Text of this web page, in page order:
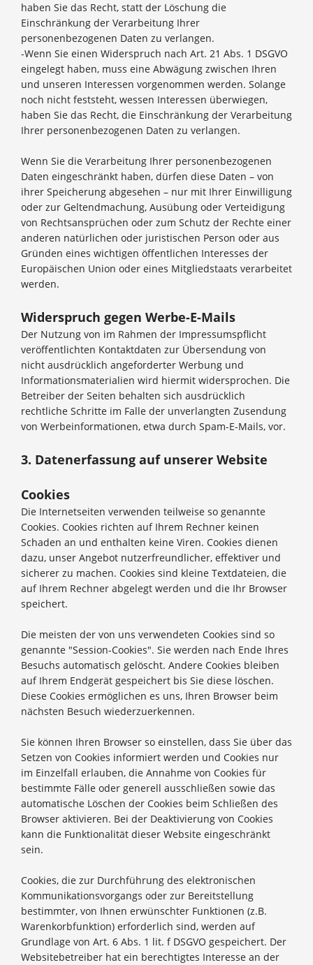
haben Sie das Recht, statt der Löschung die
Einschränkung der Verarbeitung Ihrer
personenbezogenen Daten zu verlangen.
-Wenn Sie einen Widerspruch nach Art. 21 Abs. 1 DSGVO
eingelegt haben, muss eine Abwägung zwischen Ihren
und unseren Interessen vorgenommen werden. Solange
noch nicht feststeht, wessen Interessen überwiegen,
haben Sie das Recht, die Einschränkung der Verarbeitung
Ihrer personenbezogenen Daten zu verlangen.
Wenn Sie die Verarbeitung Ihrer personenbezogenen
Daten eingeschränkt haben, dürfen diese Daten – von
ihrer Speicherung abgesehen – nur mit Ihrer Einwilligung
oder zur Geltendmachung, Ausübung oder Verteidigung
von Rechtsansprüchen oder zum Schutz der Rechte einer
anderen natürlichen oder juristischen Person oder aus
Gründen eines wichtigen öffentlichen Interesses der
Europäischen Union oder eines Mitgliedstaats verarbeitet
werden.
Widerspruch gegen Werbe-E-Mails
Der Nutzung von im Rahmen der Impressumspflicht
veröffentlichten Kontaktdaten zur Übersendung von
nicht ausdrücklich angeforderter Werbung und
Informationsmaterialien wird hiermit widersprochen. Die
Betreiber der Seiten behalten sich ausdrücklich
rechtliche Schritte im Falle der unverlangten Zusendung
von Werbeinformationen, etwa durch Spam-E-Mails, vor.
3. Datenerfassung auf unserer Website
Cookies
Die Internetseiten verwenden teilweise so genannte
Cookies. Cookies richten auf Ihrem Rechner keinen
Schaden an und enthalten keine Viren. Cookies dienen
dazu, unser Angebot nutzerfreundlicher, effektiver und
sicherer zu machen. Cookies sind kleine Textdateien, die
auf Ihrem Rechner abgelegt werden und die Ihr Browser
speichert.
Die meisten der von uns verwendeten Cookies sind so
genannte "Session-Cookies". Sie werden nach Ende Ihres
Besuchs automatisch gelöscht. Andere Cookies bleiben
auf Ihrem Endgerät gespeichert bis Sie diese löschen.
Diese Cookies ermöglichen es uns, Ihren Browser beim
nächsten Besuch wiederzuerkennen.
Sie können Ihren Browser so einstellen, dass Sie über das
Setzen von Cookies informiert werden und Cookies nur
im Einzelfall erlauben, die Annahme von Cookies für
bestimmte Fälle oder generell ausschließen sowie das
automatische Löschen der Cookies beim Schließen des
Browser aktivieren. Bei der Deaktivierung von Cookies
kann die Funktionalität dieser Website eingeschränkt
sein.
Cookies, die zur Durchführung des elektronischen
Kommunikationsvorgangs oder zur Bereitstellung
bestimmter, von Ihnen erwünschter Funktionen (z.B.
Warenkorbfunktion) erforderlich sind, werden auf
Grundlage von Art. 6 Abs. 1 lit. f DSGVO gespeichert. Der
Websitebetreiber hat ein berechtigtes Interesse an der